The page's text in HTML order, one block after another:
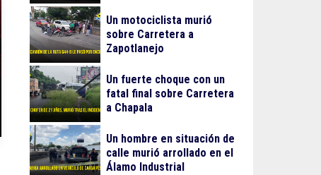
Un motociclista murió
sobre Carretera a
Zapotlanejo
Un fuerte choque con un
fatal final sobre Carretera
a Chapala
Un hombre en situación de
calle murió arrollado en el
Álamo Industrial